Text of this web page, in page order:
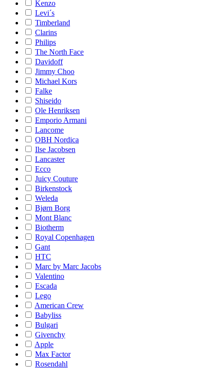
Kenzo
Levi´s
Timberland
Clarins
Philips
The North Face
Davidoff
Jimmy Choo
Michael Kors
Falke
Shiseido
Ole Henriksen
Emporio Armani
Lancome
OBH Nordica
Ilse Jacobsen
Lancaster
Ecco
Juicy Couture
Birkenstock
Weleda
Bjørn Borg
Mont Blanc
Biotherm
Royal Copenhagen
Gant
HTC
Marc by Marc Jacobs
Valentino
Escada
Lego
American Crew
Babyliss
Bulgari
Givenchy
Apple
Max Factor
Rosendahl